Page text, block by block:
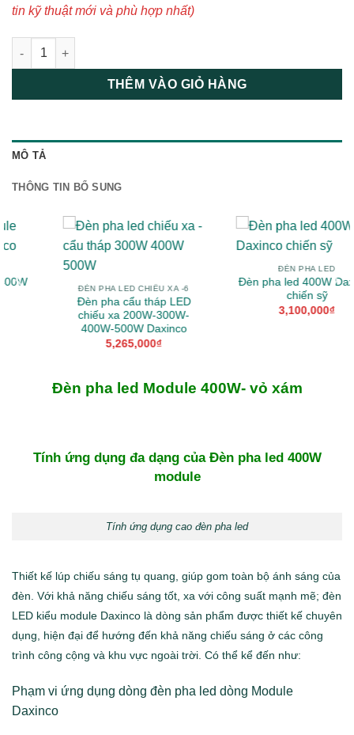
tin kỹ thuật mới và phù hợp nhất)
Đèn pha led module 400W vỏ xám Daxinco số lượng
THÊM VÀO GIỎ HÀNG
MÔ TẢ
THÔNG TIN BỔ SUNG
ĐÈN PHA LED
Đèn pha led 400W Daxinco
chiến sỹ
3,100,000₫
ĐÈN PHA LED
Đèn pha led 400W
chiếu xa ( 8 mắt LED )
3,190,000₫
Đèn pha led Module 400W- vỏ xám
Tính ứng dụng đa dạng của Đèn pha led 400W
module
Tính ứng dụng cao đèn pha led
Thiết kế lúp chiếu sáng tụ quang, giúp gom toàn bộ ánh sáng của
đèn. Với khả năng chiếu sáng tốt, xa với công suất mạnh mẽ; đèn
LED kiểu module Daxinco là dòng sản phẩm được thiết kế chuyên
dụng, hiện đại để hướng đến khả năng chiếu sáng ở các công
trình công cộng và khu vực ngoài trời. Có thể kể đến như:
Phạm vi ứng dụng dòng đèn pha led dòng Module
Daxinco